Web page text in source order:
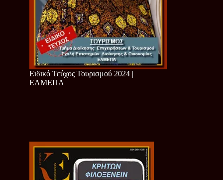
Ειδικό Τεύχος Τουρισμού 2024 |
ΕΛΜΕΠΑ